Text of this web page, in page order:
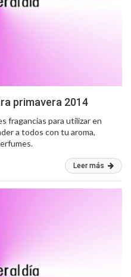
primavera 2014
fragancias para utilizar en
a todos con tu aroma,
Leer más